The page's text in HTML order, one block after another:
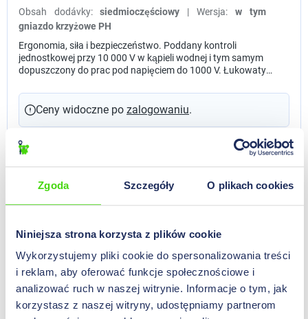
Zgoda Szczegóły O plikach cookies
Niniejsza strona korzysta z plików cookie
Wykorzystujemy pliki cookie do spersonalizowania treści
i reklam, aby oferować funkcje społecznościowe i
analizować ruch w naszej witrynie. Informacje o tym, jak
korzystasz z naszej witryny, udostępniamy partnerom
Obsah dodávky: siedmioczęściowy | Wersja: w tym
gniazdo krzyżowe PH
Ergonomia, siła i bezpieczeństwo. Poddany kontroli
jednostkowej przy 10 000 V w kąpieli wodnej i tym samym
dopuszczony do prac pod napięciem do 1000 V. Łukowaty
kształt odpowiada idealnemu kątowi obracania ręki (120°)
Poręczne miękkie krawędzie Strefa szybkiego kręcenia z
Ceny widoczne po zalogowaniu.